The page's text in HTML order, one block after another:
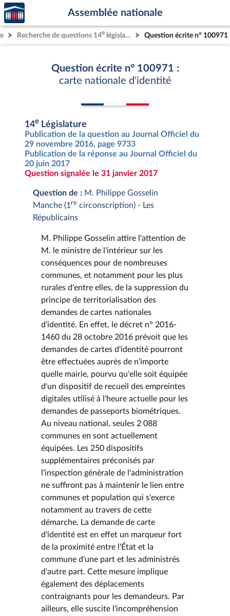
Aller au contenu
Aller en bas de la page
Accèder
à la
page
d'accueil
Assemblée nationale
Recherche de questions 14e législature Question écrite n° 100971
Question écrite n° 100971 :
carte nationale d'identité
14e Législature
Publication de la question au Journal Officiel du
29 novembre 2016, page 9733
Publication de la réponse au Journal Officiel du
20 juin 2017
Question signalée le 31 janvier 2017
Question de : M. Philippe Gosselin
Manche (1 re circonscription) - Les
Républicains
M. Philippe Gosselin attire l'attention de
M. le ministre de l'intérieur sur les
conséquences pour de nombreuses
communes, et notamment pour les plus
rurales d'entre elles, de la suppression du
principe de territorialisation des
demandes de cartes nationales
d'identité. En effet, le décret n° 2016-
1460 du 28 octobre 2016 prévoit que les
demandes de cartes d'identité pourront
être effectuées auprès de n'importe
quelle mairie, pourvu qu'elle soit équipée
d'un dispositif de recueil des empreintes
digitales utilisé à l'heure actuelle pour les
demandes de passeports biométriques.
Au niveau national, seules 2 088
communes en sont actuellement
équipées. Les 250 dispositifs
supplémentaires préconisés par
l'inspection générale de l'administration
ne suffiront pas à maintenir le lien entre
communes et population qui s'exerce
notamment au travers de cette
démarche. La demande de carte
d'identité est en effet un marqueur fort
de la proximité entre l'État et la
commune d'une part et les administrés
d'autre part. Cette mesure implique
également des déplacements
contraignants pour les demandeurs. Par
ailleurs, elle suscite l'incompréhension